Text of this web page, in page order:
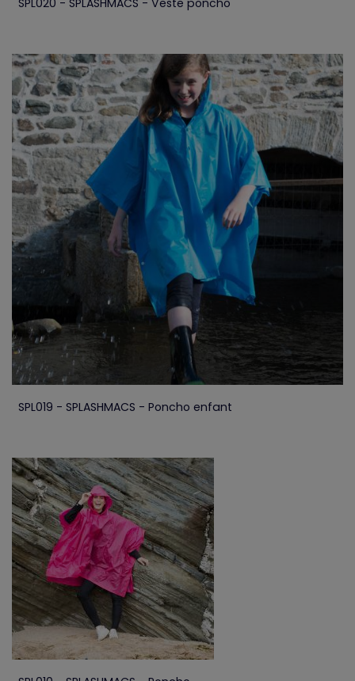
SPL020 - SPLASHMACS - Veste poncho
SPL019 - SPLASHMACS - Poncho enfant